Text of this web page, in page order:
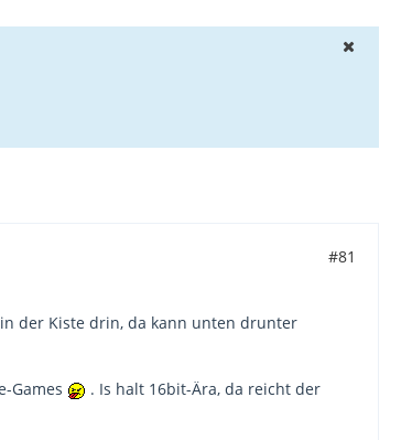
#81
der Kiste drin, da kann unten drunter
Games
. Is halt 16bit-Ära, da reicht der